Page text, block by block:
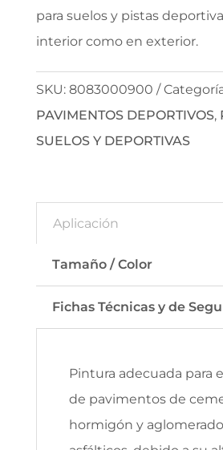
para suelos y pistas
interior como en exterior.
SKU: 8083000900
PAVIMENTOS DEPORTIVOS,
SUELOS Y DEPORTIVAS
Aplicación
Tamaño / Color
Fichas Técnicas y de
Pintura adecuada para
de pavimentos de
hormigón y